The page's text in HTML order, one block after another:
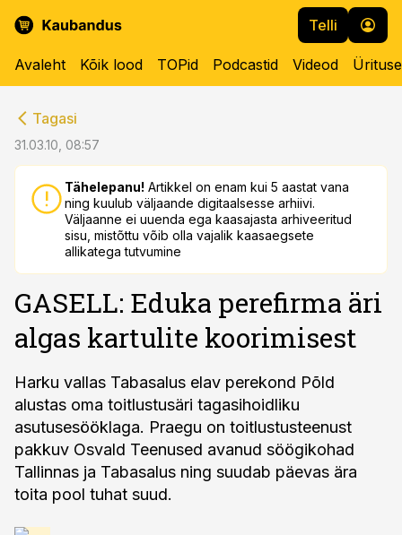
Telli
Avaleht Kõik lood TOPid Podcastid Videod
Tagasi
31.03.10, 08:57
Tähelepanu! Artikkel on enam kui 5 aastat vana
ning kuulub väljaande digitaalsesse arhiivi.
Väljaanne ei uuenda ega kaasajasta arhiveeritud
sisu, mistõttu võib olla vajalik kaasaegsete
allikatega tutvumine
GASELL: Eduka perefirma äri
algas kartulite koorimisest
Harku vallas Tabasalus elav perekond Põld
alustas oma toitlustusäri tagasihoidliku
asutusesööklaga. Praegu on toitlustusteenust
pakkuv Osvald Teenused avanud söögikohad
Tallinnas ja Tabasalus ning suudab päevas ära
toita pool tuhat suud.